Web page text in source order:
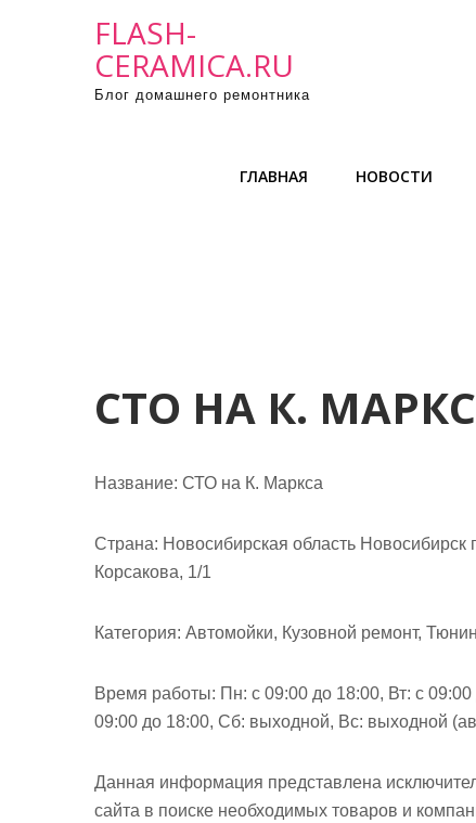
FLASH-
CERAMICA.RU
Блог домашнего ремонтника
ГЛАВНАЯ НОВОСТИ
СТО НА К.
Название: СТО на К. Маркса
Страна: Новосибирская область Новосибирск
Корсакова, 1/1
Категория: Автомойки, Кузовной ремонт,
Время работы: Пн: с 09:00 до 18:00, Вт: с
09:00 до 18:00, Сб: выходной, Вс: выходной
Данная информация представлена
сайта в поиске необходимых товаров и